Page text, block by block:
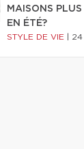
MAISONS
EN ÉTÉ?
STYLE DE VIE